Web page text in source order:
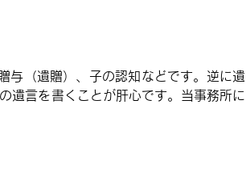
与（遺贈）、子の認知などです。逆に遺
遺言を書くことが肝心です。当事務所に